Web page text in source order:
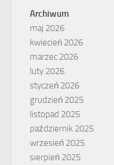
Archiwum
maj 2026
kwiecień 2026
marzec 2026
luty 2026
styczeń 2026
grudzień 2025
listopad 2025
październik 2025
wrzesień 2025
sierpień 2025